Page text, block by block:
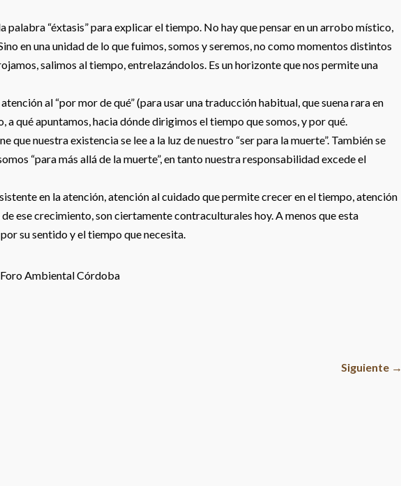
palabra “éxtasis” para explicar el tiempo. No hay que pensar en un arrobo místico,
en una unidad de lo que fuimos, somos y seremos, no como momentos distintos
salimos al tiempo, entrelazándolos. Es un horizonte que nos permite una
al “por mor de qué” (para usar una traducción habitual, que suena rara en
a qué apuntamos, hacia dónde dirigimos el tiempo que somos, y por qué.
que nuestra existencia se lee a la luz de nuestro “ser para la muerte”. También se
“para más allá de la muerte”, en tanto nuestra responsabilidad excede el
en la atención, atención al cuidado que permite crecer en el tiempo, atención
de ese crecimiento, son ciertamente contraculturales hoy. A menos que esta
su sentido y el tiempo que necesita.
Ambiental Córdoba
Siguiente →